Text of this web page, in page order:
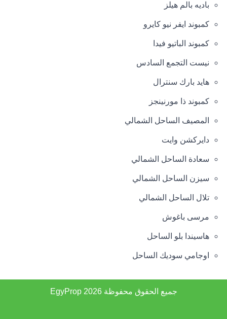
باديه بالم هيلز
كمبوند ايفر نيو كايرو
كمبوند الباتيو فيدا
نيست التجمع السادس
هايد بارك سنترال
كمبوند ذا مورنينجز
المصيف الساحل الشمالي
دايركشن وايت
سعادة الساحل الشمالي
سيزن الساحل الشمالي
تلال الساحل الشمالي
مرسى باغوش
هاسيندا بلو الساحل
اوجامي سوديك الساحل
جميع الحقوق محفوظة 2026 EgyProp